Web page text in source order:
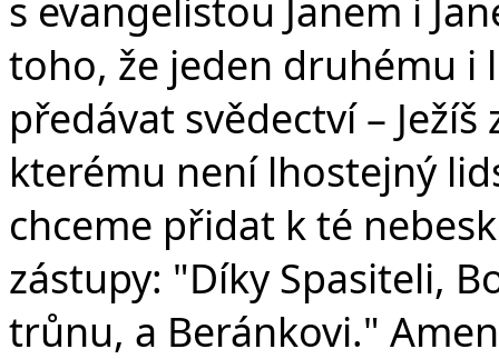
s evangelistou Janem i
toho, že jeden druhému i
předávat svědectví –
kterému není lhostejný
chceme přidat k té
zástupy: "Díky Spasiteli,
trůnu, a Beránkovi."